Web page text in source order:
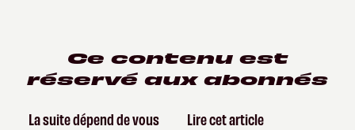
Ce contenu est
réservé aux abonnés
La suite dépend de vous
Lire cet article